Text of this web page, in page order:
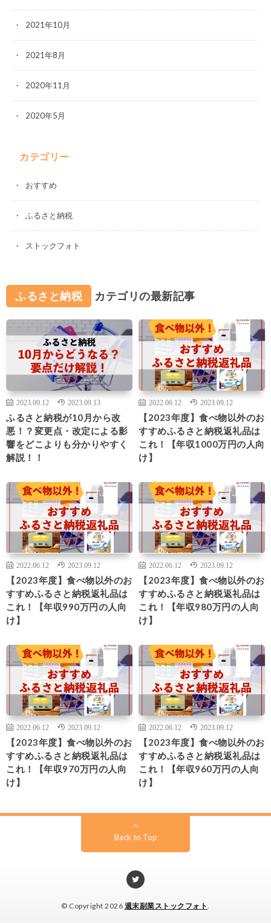
2021年10月
2021年8月
2020年11月
2020年5月
カテゴリー
おすすめ
ふるさと納税
ストックフォト
ふるさと納税 カテゴリの最新記事
2023.09.12 2023.09.13
ふるさと納税が10月から改
悪！？変更点・改定による影
響をどこよりも分かりやすく
解説！！
2022.06.12 2023.09.12
【2023年度】食べ物以外のお
すすめふるさと納税返礼品は
これ！【年収1000万円の人向
け】
2022.06.12 2023.09.12
【2023年度】食べ物以外のお
すすめふるさと納税返礼品は
これ！【年収990万円の人向
け】
2022.06.12 2023.09.12
【2023年度】食べ物以外のお
すすめふるさと納税返礼品は
これ！【年収980万円の人向
け】
2022.06.12 2023.09.12
【2023年度】食べ物以外のお
すすめふるさと納税返礼品は
これ！【年収970万円の人向
け】
2022.06.12 2023.09.12
【2023年度】食べ物以外のお
すすめふるさと納税返礼品は
これ！【年収960万円の人向
け】
Back to Top
© Copyright 2026 週末副業ストックフォト.